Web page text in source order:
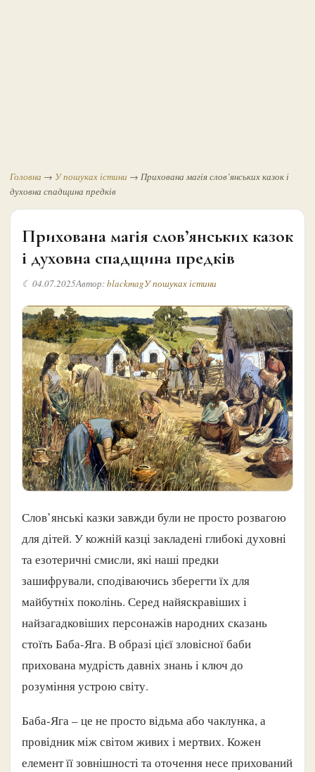
Головна → У пошуках істини → Прихована магія слов’янських казок і
духовна спадщина предків
Прихована магія слов’янських казок
і духовна спадщина предків
☾ 04.07.2025Автор:blackmagУ пошуках істини
Слов’янські казки завжди були не просто розвагою
для дітей. У кожній казці закладені глибокі духовні
та езотеричні смисли, які наші предки
зашифрували, сподіваючись зберегти їх для
майбутніх поколінь. Серед найяскравіших і
найзагадковіших персонажів народних сказань
стоїть Баба-Яга. В образі цієї зловісної баби
прихована мудрість давніх знань і ключ до
розуміння устрою світу.
Баба-Яга – це не просто відьма або чаклунка, а
провідник між світом живих і мертвих. Кожен
елемент її зовнішності та оточення несе прихований